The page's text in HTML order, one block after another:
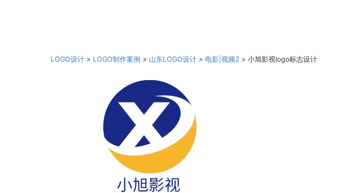
LOGO设计 > LOGO制作案例 > 山东LOGO设计 > 电影|视频2 > 小旭影视logo标志设计